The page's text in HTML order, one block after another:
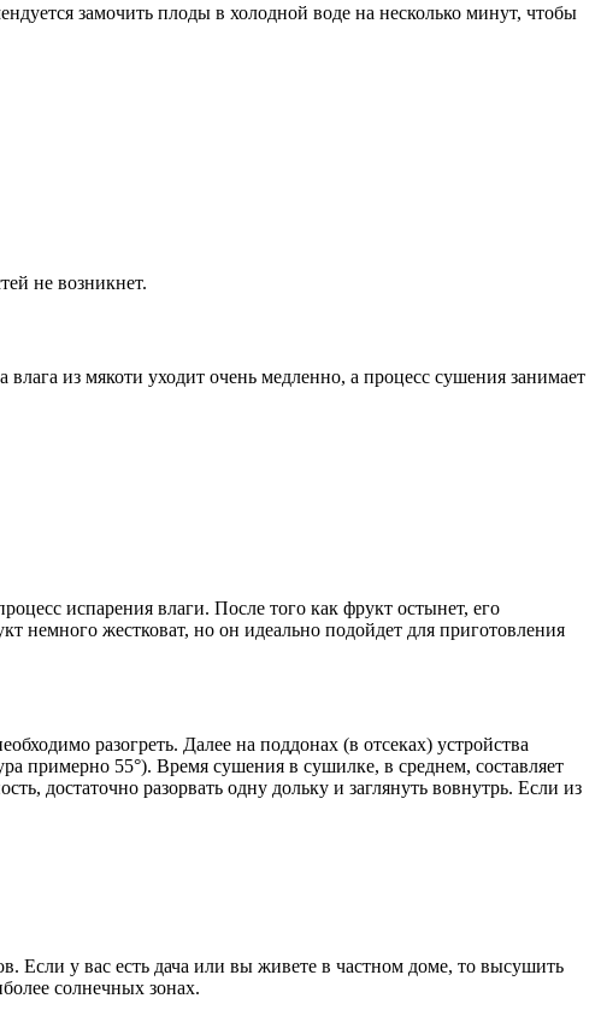
замочить плоды в холодной воде на несколько минут, чтобы
не возникнет.
из мякоти уходит очень медленно, а процесс сушения занимает
испарения влаги. После того как фрукт остынет, его
жестковат, но он идеально подойдет для приготовления
разогреть. Далее на поддонах (в отсеках) устройства
примерно 55°). Время сушения в сушилке, в среднем, составляет
достаточно разорвать одну дольку и заглянуть вовнутрь. Если из
Если у вас есть дача или вы живете в частном доме, то высушить
солнечных зонах.